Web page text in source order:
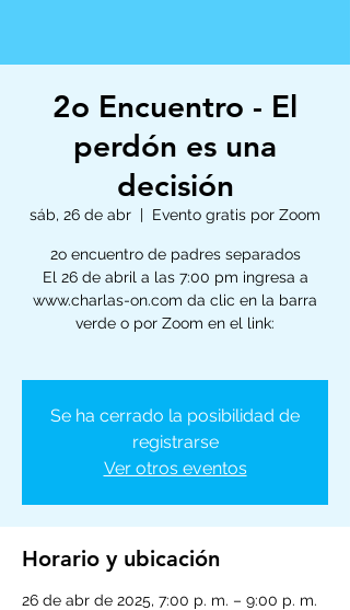
2o Encuentro - El
perdón es una
decisión
sáb, 26 de abr
  |
Evento gratis por Zoom
2o encuentro de padres separados
El 26 de abril a las 7:00 pm ingresa a
www.charlas-on.com da clic en la barra
verde o por Zoom en el link:
Se ha cerrado la posibilidad de
registrarse
Ver otros eventos
Horario y ubicación
26 de abr de 2025, 7:00 p. m. – 9:00 p. m.